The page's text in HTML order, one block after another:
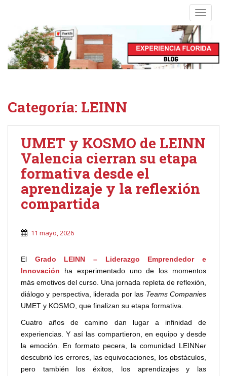
Categoría: LEINN
UMET y KOSMO de LEINN
Valencia cierran su etapa
formativa desde el
aprendizaje y la reflexión
compartida
11 mayo, 2026
El Grado LEINN – Liderazgo Emprendedor e
Innovación ha experimentado uno de los momentos
más emotivos del curso. Una jornada repleta de reflexión,
diálogo y perspectiva, liderada por las Teams Companies
UMET y KOSMO, que finalizan su etapa formativa.
Cuatro años de camino dan lugar a infinidad de
experiencias. Y así las compartieron, en equipo y desde
la emoción. En formato pecera, la comunidad LEINNer
descubrió los errores, las equivocaciones, los obstáculos,
pero también los éxitos, los aprendizajes y las